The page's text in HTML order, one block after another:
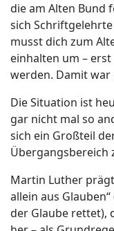
die am Alten Bund
sich
musst dich zum
einhalten um –
werden. Damit
Die Situation ist
gar nicht mal so
sich ein Großteil
Übergangsbereich
Martin Luther
allein aus
der Glaube rettet),